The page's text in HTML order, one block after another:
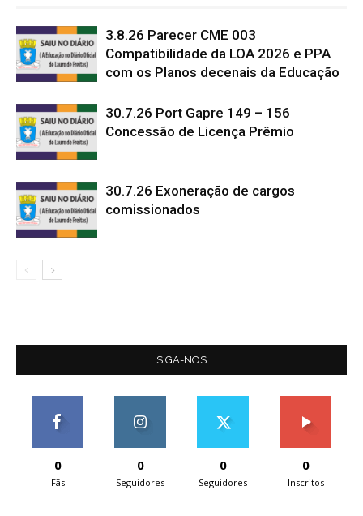
3.8.26 Parecer CME 003
Compatibilidade da LOA 2026 e PPA
com os Planos decenais da Educação
30.7.26 Port Gapre 149 – 156
Concessão de Licença Prêmio
30.7.26 Exoneração de cargos
comissionados
SIGA-NOS
0
Fãs
0
Seguidores
0
Seguidores
0
Inscritos